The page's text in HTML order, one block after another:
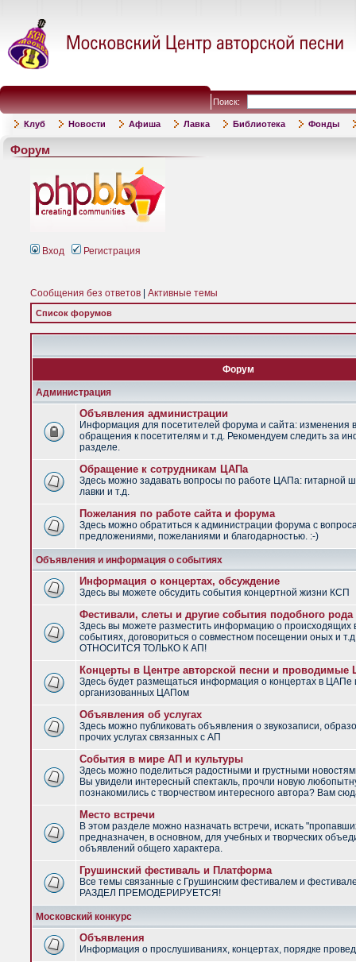
Поиск:
Клуб Новости Афиша Лавка Библиотека Фонды
Форум
Вход Регистрация
Сообщения без ответов Активные темы
Список форумов
Форум
Администрация
Объявления администрации
Информация для посетителей форума и сайта: изменения
обращения к посетителям и т.д. Рекомендуем следить за
разделе.
Обращение к сотрудникам ЦАПа
Здесь можно задавать вопросы по работе ЦАПа: гитарной
лавки и т.д.
Пожелания по работе сайта и форума
Здесь можно обратиться к администрации форума с
предложениями, пожеланиями и благодарностью. :-)
Объявления и информация о событиях
Информация о концертах, обсуждение
Здесь вы можете обсудить события концертной жизни КСП
Фестивали, слеты и другие события подобного рода
Здесь вы можете разместить информацию о
событиях, договориться о совместном посещении оных и
ОТНОСИТСЯ ТОЛЬКО К АП!
Концерты в Центре авторской песни и
Здесь будет размещаться информация о концертах в ЦАПе
организованных ЦАПом
Объявления об услугах
Здесь можно публиковать объявления о звукозаписи,
прочих услугах связанных с АП
События в мире АП и культуры
Здесь можно поделиться радостными и грустными
Вы увидели интересный спектакль, прочли новую
познакомились с творчеством интересного автора? Вам
Место встречи
В этом разделе можно назначать встречи, искать
предназначен, в основном, для учебных и творческих
объявлений общего характера.
Грушинский фестиваль и Платформа
Все темы связанные с Грушинским фестивалем и
РАЗДЕЛ ПРЕМОДЕРИРУЕТСЯ!
Московский конкурс
Объявления
Информация о прослушиваниях, концертах, порядке